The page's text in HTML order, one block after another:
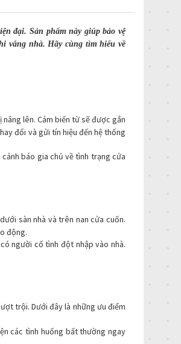
đại. Sản phẩm này giúp bảo vệ
vắng nhà. Hãy cùng tìm hiểu về
lên. Cảm biến từ sẽ được gắn
đổi và gửi tín hiệu đến hệ thống
báo gia chủ về tình trạng cửa
sàn nhà và trên nan cửa cuốn.
động.
người cố tình đột nhập vào nhà.
trội. Dưới đây là những ưu điểm
các tình huống bất thường ngay